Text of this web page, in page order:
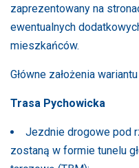
zaprezentowany na
ewentualnych
mieszkańców.
Główne założenia
Trasa Pychowicka
Jezdnie drogowe pod
zostaną w formie tunelu